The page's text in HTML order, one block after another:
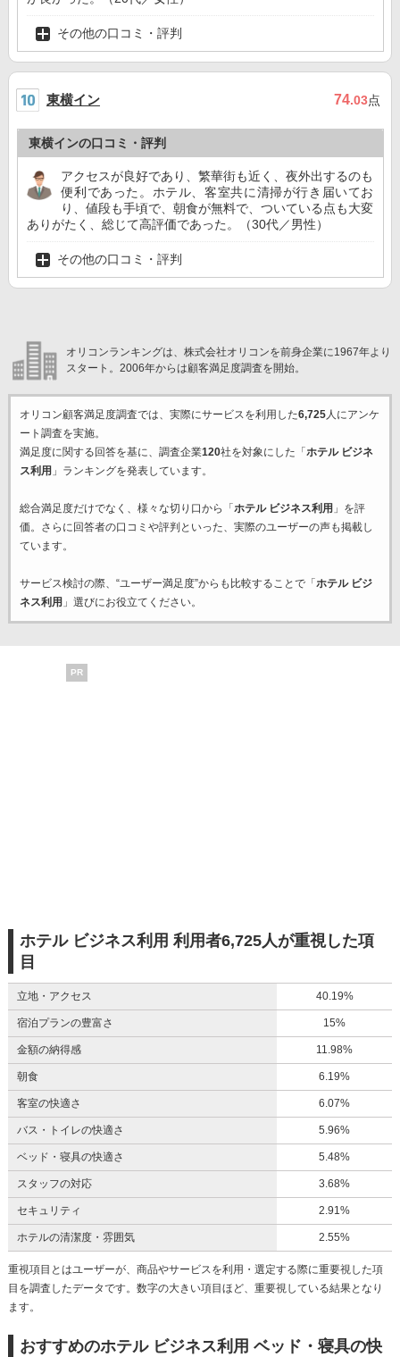
その他の口コミ・評判
東横イン 74.03点
東横インの口コミ・評判
アクセスが良好であり、繁華街も近く、夜外出するのも
便利であった。ホテル、客室共に清掃が行き届いてお
り、値段も手頃で、朝食が無料で、ついている点も大変
ありがたく、総じて高評価であった。（30代／男性）
その他の口コミ・評判
オリコンランキングは、株式会社オリコンを前身企業に1967年より
スタート。2006年からは顧客満足度調査を開始。
オリコン顧客満足度調査では、実際にサービスを利用した6,725人にアンケ
ート調査を実施。
満足度に関する回答を基に、調査企業120社を対象にした「 ホテル ビジネ
ス利用 」ランキングを発表しています。
総合満足度だけでなく、様々な切り口から「 ホテル ビジネス利用 」を評
価。さらに回答者の口コミや評判といった、実際のユーザーの声も掲載し
ています。
サービス検討の際、“ユーザー満足度”からも比較することで「 ホテル ビジ
ネス利用 」選びにお役立てください。
PR
ホテル ビジネス利用 利用者6,725人が重視した項
目
立地・アクセス 40.19%
宿泊プランの豊富さ 15%
金額の納得感 11.98%
朝食 6.19%
客室の快適さ 6.07%
バス・トイレの快適さ 5.96%
ベッド・寝具の快適さ 5.48%
スタッフの対応 3.68%
セキュリティ 2.91%
ホテルの清潔度・雰囲気 2.55%
重視項目とはユーザーが、商品やサービスを利用・選定する際に重要視した項
目を調査したデータです。数字の大きい項目ほど、重要視している結果となり
ます。
おすすめのホテル ビジネス利用 ベッド・寝具の快